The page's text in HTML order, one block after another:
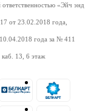
«Эйч энд
от 23.02.2018 года,
10.04.2018 года за № 411
13, 6 этаж